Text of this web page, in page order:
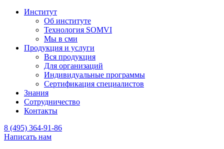
Институт
Об институте
Технология SOMVI
Мы в сми
Продукция и услуги
Вся продукция
Для организаций
Индивидуальные программы
Сертификация специалистов
Знания
Сотрудничество
Контакты
8 (495) 364-91-86
Написать нам